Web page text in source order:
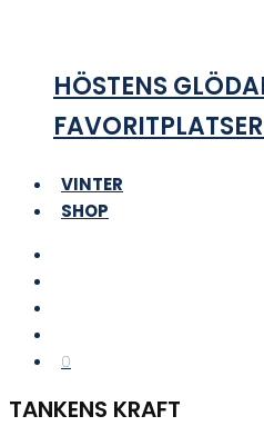
HÖSTENS
VINTER
SHOP
0
TANKENS KRAFT